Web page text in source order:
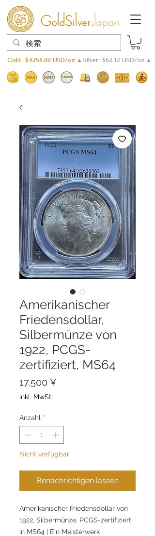
Gold : $4256.00 USD/oz ▲ Silver : $62.12 USD/oz ▲
Amerikanischer
Friedensdollar,
Silbermünze von
1922, PCGS-
zertifiziert, MS64
17.500 ¥
inkl. MwSt.
Anzahl *
Nicht verfügbar
Benachrichtigen lassen
Amerikanischer Friedensdollar von
1922, Silbermünze, PCGS-zertifiziert
in MS64 | Ein Meisterwerk